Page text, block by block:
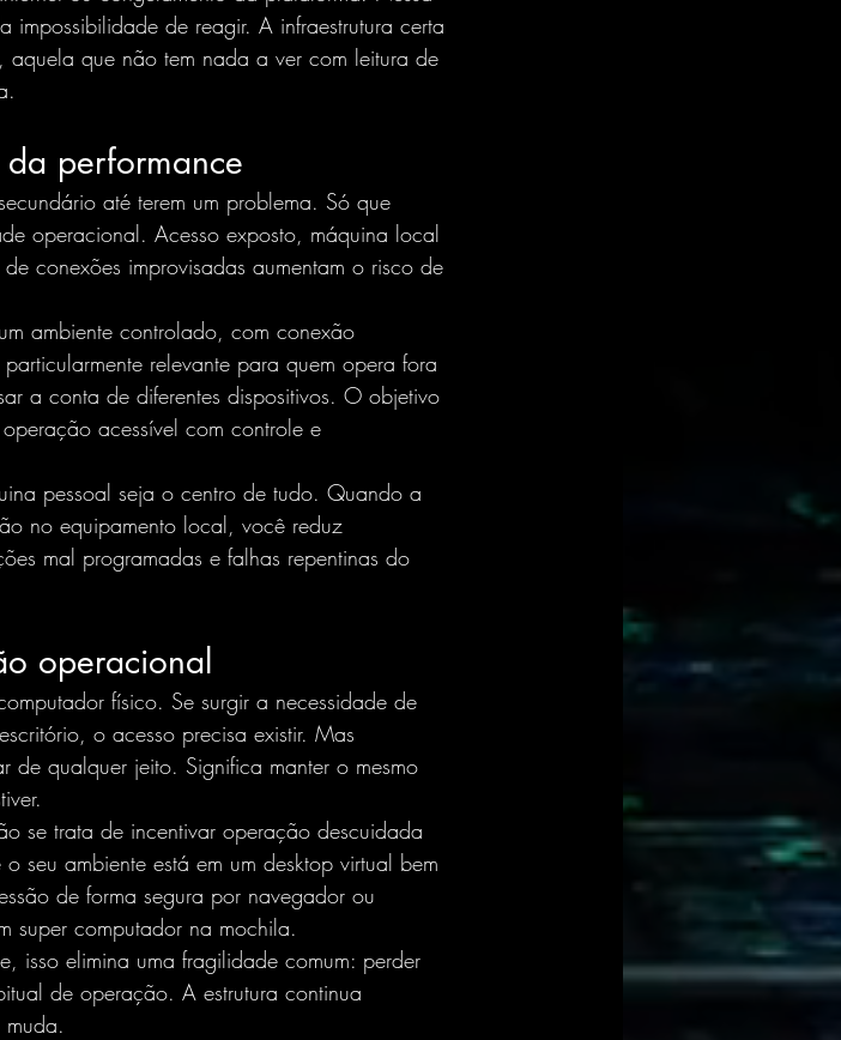
de reagir. A infraestrutura certa
aquela que não tem nada a ver com leitura de
performance
até terem um problema. Só que
operacional. Acesso exposto, máquina local
conexões improvisadas aumentam o risco de
ambiente controlado, com conexão
relevante para quem opera fora
a conta de diferentes dispositivos. O objetivo
acessível com controle e
pessoal seja o centro de tudo. Quando a
no equipamento local, você reduz
mal programadas e falhas repentinas do
operacional
físico. Se surgir a necessidade de
o acesso precisa existir. Mas
de qualquer jeito. Significa manter o mesmo
se trata de incentivar operação descuidada
seu ambiente está em um desktop virtual bem
de forma segura por navegador ou
super computador na mochila.
isso elimina uma fragilidade comum: perder
de operação. A estrutura continua